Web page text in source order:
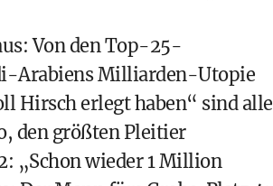
Von den Top-25-
Arabiens Milliarden-Utopie
Hirsch erlegt haben“ sind alle
, den größten Pleitier
„Schon wieder 1 Million